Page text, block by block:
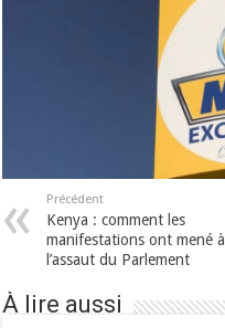
Précédent
Kenya : comment les
manifestations ont mené à
l’assaut du Parlement
À lire aussi